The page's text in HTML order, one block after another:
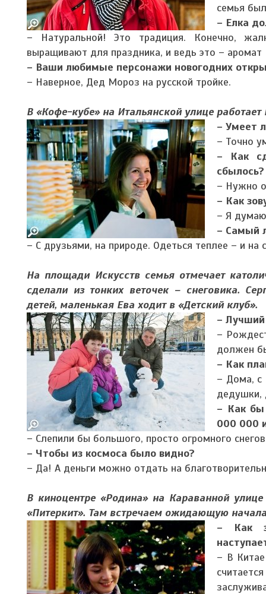
семья
– Елка
– Натуральной! Это традиция. Конечно,
выращивают для праздника, и ведь это – аромат
– Ваши любимые персонажи новогодних
– Наверное, Дед Мороз на русской тройке.
В «Кофе-кубе» на Итальянской улице
– Умеет
– Точно
– Как
сбылось?
– Нужно
– Как
– Я
– Самый
– С друзьями, на природе. Одеться теплее – и
На площади Искусств семья отмечает
сделали из тонких веточек – снеговика.
детей, маленькая Ева ходит в «Детский клуб».
– Лучший
–
должен
– Как
– Дома, с
дедушки,
– Как бы
000 000
– Слепили бы большого, просто огромного
– Чтобы из космоса было видно?
– Да! А деньги можно отдать на
В киноцентре «Родина» на Караванной
«Питеркит». Там встречаем ожидающую
– Как
– В Китае